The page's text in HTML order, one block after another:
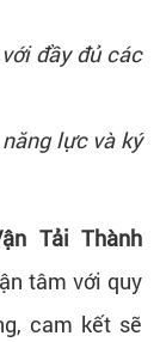
đầy đủ các
lực và ký
Tải Thành
tâm với quy
cam kết sẽ